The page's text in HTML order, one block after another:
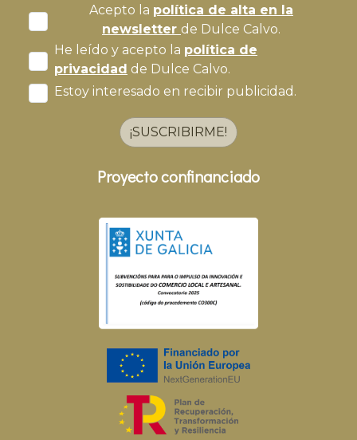
Acepto la política de alta en la
newsletter de Dulce Calvo.
He leído y acepto la política de
privacidad de Dulce Calvo.
Estoy interesado en recibir publicidad.
¡SUSCRIBIRME!
Proyecto confinanciado